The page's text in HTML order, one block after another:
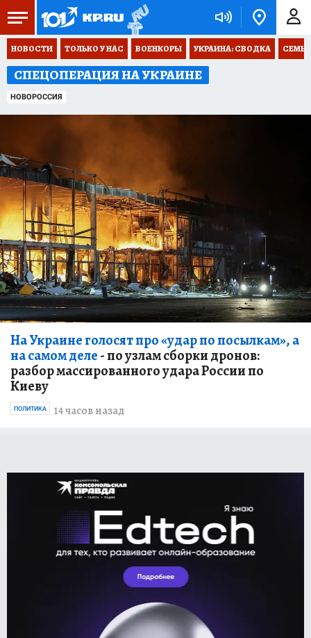
НОВОСТИ ТОЛЬКО У НАС ВОЕНКОРЫ УКРАИНА: СВОДКА
СПЕЦОПЕРАЦИЯ НА УКРАИНЕ
НОВОРОССИЯ
На Украине голосят про «удар по посылкам», а
на самом деле- по узлам сборки дронов:
разбор массированного удара России по
Киеву
14 часов назад
ПОЛИТИКА